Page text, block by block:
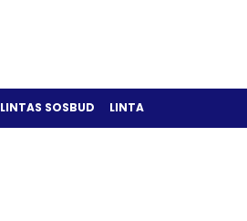
LINTAS SOSBUD LINTAS OLAH RAGA